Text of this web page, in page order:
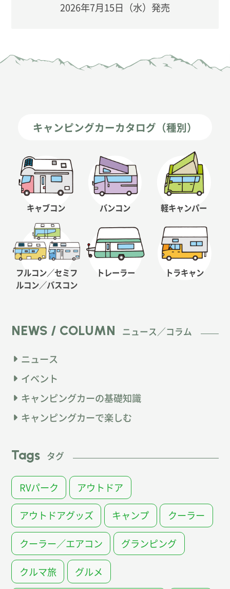
2026年7月15日（水）発売
キャンピングカーカタログ（種別）
キャブコン バンコン 軽キャンパー
フルコン／セミフ
ルコン／バスコン
トレーラー トラキャン
NEWS / COLUMN ニュース／コラム
ニュース
イベント
キャンピングカーの基礎知識
キャンピングカーで楽しむ
Tags タグ
RVパーク アウトドア
アウトドアグッズ キャンプ クーラー
クーラー／エアコン グランピング
クルマ旅 グルメ